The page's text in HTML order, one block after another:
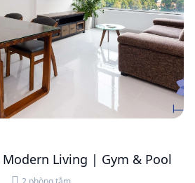
Living | Gym & Pool